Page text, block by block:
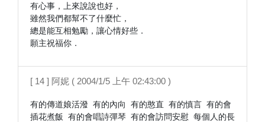
有心事，上來說說也好，
雖然我們都幫不了什麼忙，
總是能互相勉勵，讓心情好些．
願主祝福你．
[ 14 ] 阿妮 ( 2004/1/5 上午 02:43:00 )
有的傳道娘活潑 有的內向 有的憨直 有的慎言 有的會
插花煮飯 有的會唱詩彈琴 有的會訪問安慰 每個人的長